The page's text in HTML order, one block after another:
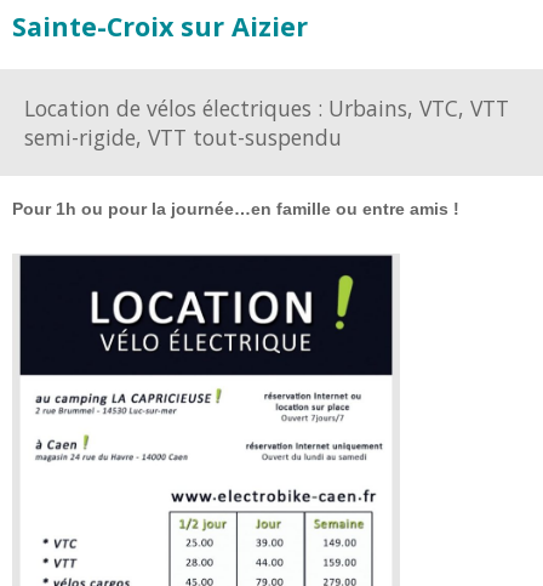
Sainte-Croix sur Aizier
Location de vélos électriques : Urbains, VTC, VTT
semi-rigide, VTT tout-suspendu
Pour 1h ou pour la journée…en famille ou entre amis !